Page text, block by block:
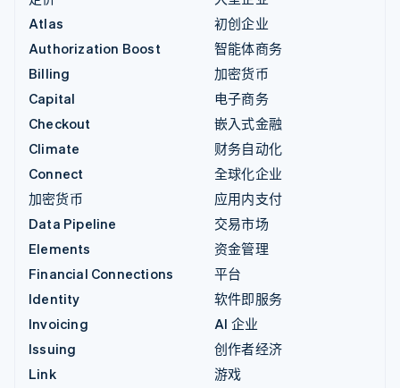
Atlas
Authorization Boost
Billing
Capital
Checkout
Climate
Connect
加密货币
Data Pipeline
Elements
Financial Connections
Identity
Invoicing
Issuing
Link
初创企业
智能体商务
加密货币
电子商务
嵌入式金融
财务自动化
全球化企业
应用内支付
交易市场
资金管理
平台
软件即服务
AI 企业
创作者经济
游戏